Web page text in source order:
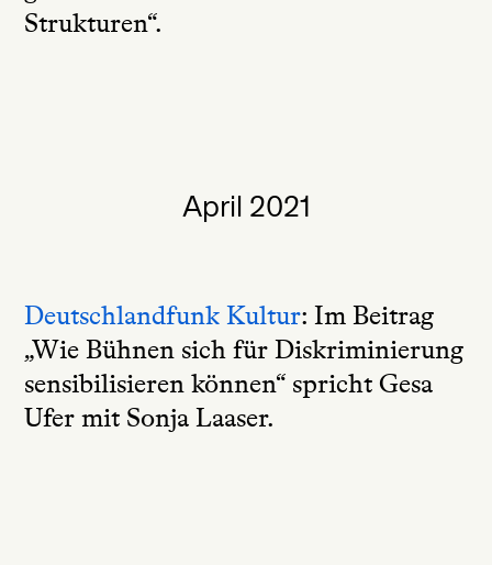
Strukturen“.
April 2021
Deutschlandfunk Kultur: Im Beitrag
„Wie Bühnen sich für Diskriminierung
sensibilisieren können“ spricht Gesa
Ufer mit Sonja Laaser.